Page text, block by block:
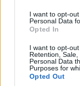
I want to opt-
Personal Data
Opted In
I want to opt-
Retention,
Personal Data
Purposes for
Opted Out
PARAPOLITIKA
Γρηγόρης
Show"
δυνατά στο
(Βίντεο)